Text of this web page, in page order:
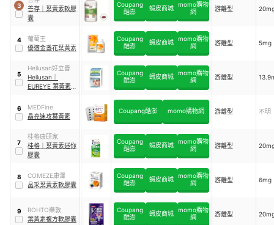
3
善存
葉黃素軟膠
囊
Coupang
酷澎
蝦皮商城 momo購物
網
游離型
4
葡萄王
優適金盞花葉黃素
Coupang
酷澎
蝦皮商城 momo購物
網
游離型 5mg
5
Heilusan好立善
Heilusan
EUREYE 葉黃素複
Coupang
酷澎
蝦皮商城 momo購物
網
游離型
6
MEDFine
晶亮速攻葉黃素
Coupang酷澎 momo購物網 游離型 不明
7
桂格康研家
桂格
葉黃素迷你
膠囊
Coupang
酷澎
蝦皮商城 momo購物
網
游離型
8
COMEZE康澤
晶采葉黃素軟膠囊
Coupang
酷澎
蝦皮商城 momo購物
網
游離型 6mg
9
ROHTO樂敦
葉黃素複方軟膠囊
Coupang
酷澎
蝦皮商城 momo購物
網
游離型